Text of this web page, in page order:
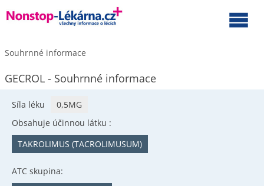
Souhrnné informace
GECROL - Souhrnné informace
Síla léku
0,5MG
Obsahuje účinnou látku :
TAKROLIMUS (TACROLIMUSUM)
ATC skupina: